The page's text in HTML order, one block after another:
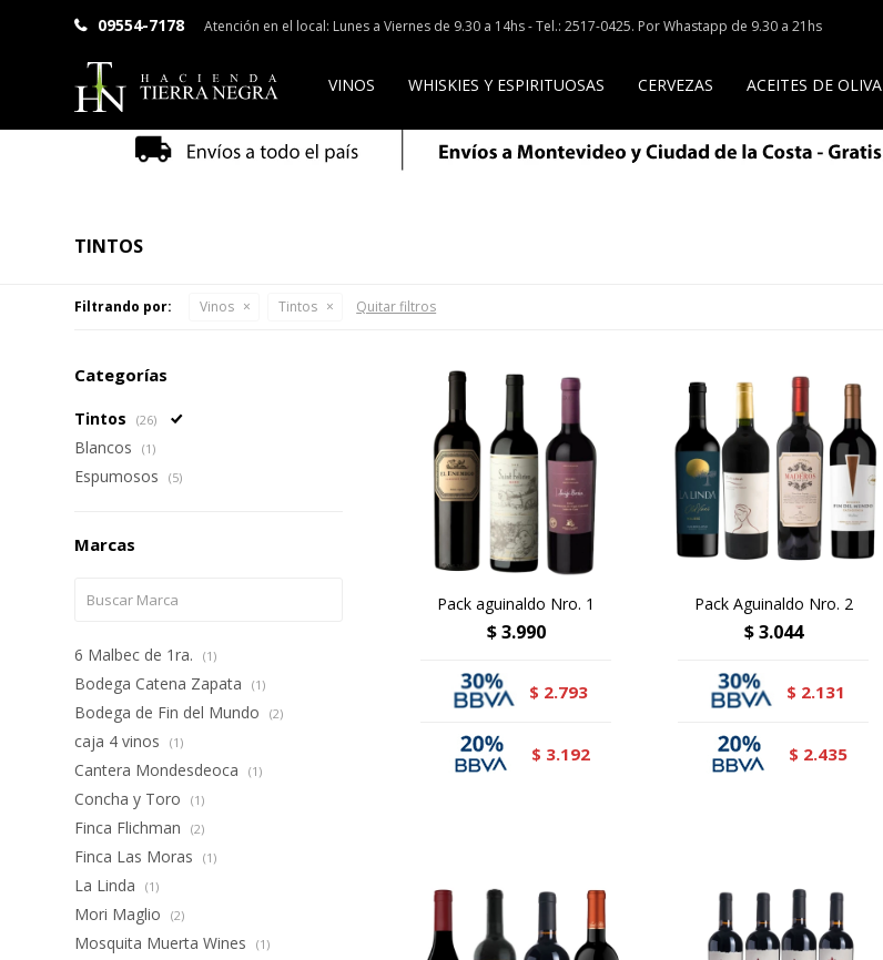
VINOS WHISKIES Y ESPIRITUOSAS CERVEZAS ACEITES DE OLIVA
09554-7178 Atención en el local: Lunes a Viernes de 9.30 a 14hs - Tel.: 2517-0425. Por Whastapp de 9.30 a 21hs
TINTOS
Filtrando por: Vinos Tintos Quitar filtros
Pack aguinaldo Nro. 1
$ 3.990
$ 2.793
$ 3.192
Pack Aguinaldo Nro. 2
$ 3.044
$ 2.131
$ 2.435
Categorías
Tintos (26)
Blancos (1)
Espumosos (5)
Marcas
6 Malbec de 1ra. (1)
Bodega Catena Zapata (1)
Bodega de Fin del Mundo (2)
caja 4 vinos (1)
Cantera Mondesdeoca (1)
Concha y Toro (1)
Finca Flichman (2)
Finca Las Moras (1)
La Linda (1)
Mori Maglio (2)
Mosquita Muerta Wines (1)